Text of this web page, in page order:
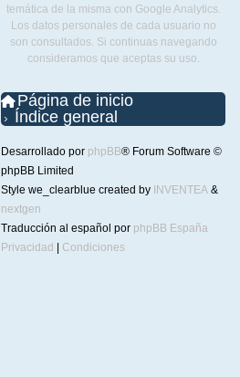
temática de la misma con Google Analytics.
Los datos personales de cada usuario no
son consultados. Si continuas navegando
consideramos que aceptas su uso.
Página de inicio
Índice general
Desarrollado por phpBB® Forum Software ©
phpBB Limited
Style we_clearblue created by INVENTEA &
nextgen
Traducción al español por phpBB España
Privacidad | Condiciones